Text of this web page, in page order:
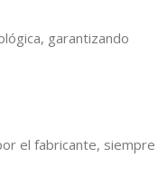
garantizando
el fabricante, siempre